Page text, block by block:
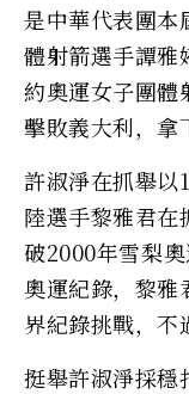
是中華代表團本
體射箭選手譚雅
約奧運女子團
擊敗義大利，拿
許淑淨在抓舉以
陸選手黎雅君在
破2000年雪梨
奧運紀錄，黎雅
界紀錄挑戰，不
挺舉許淑淨採穩